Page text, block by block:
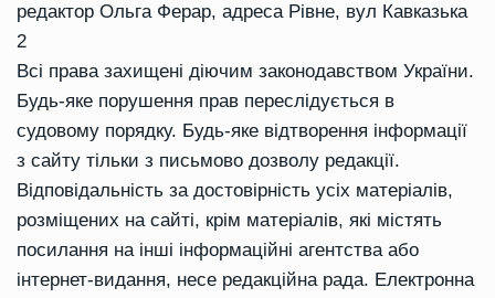
редактор Ольга Ферар, адреса Рівне, вул Кавказька
2
Всі права захищені діючим законодавством України.
Будь-яке порушення прав переслідується в
судовому порядку. Будь-яке відтворення інформації
з сайту тільки з письмово дозволу редакції.
Відповідальність за достовірність усіх матеріалів,
розміщених на сайті, крім матеріалів, які містять
посилання на інші інформаційні агентства або
інтернет-видання, несе редакційна рада. Електронна